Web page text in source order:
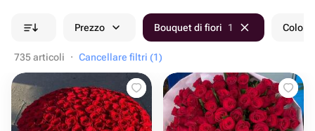
Prezzo Bouquet di fiori 1 Colore
735 articoli · Cancellare filtri (1)